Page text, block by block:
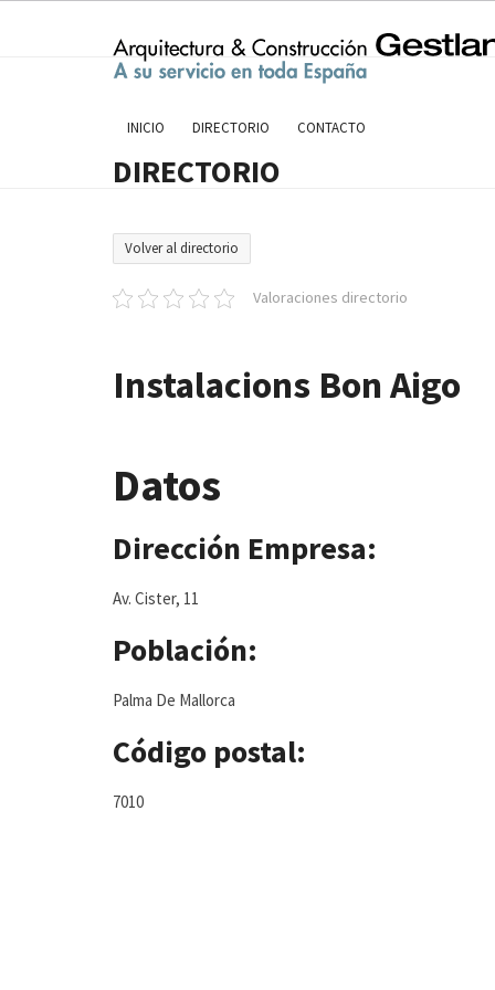
INICIO DIRECTORIO CONTACTO
DIRECTORIO
Volver al directorio
Valoraciones directorio
Instalacions Bon Aigo
Datos
Dirección Empresa:
Av. Cister, 11
Población:
Palma De Mallorca
Código postal:
7010